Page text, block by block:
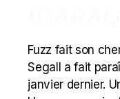
Fuzz fait son
Segall a fait
janvier dernier.